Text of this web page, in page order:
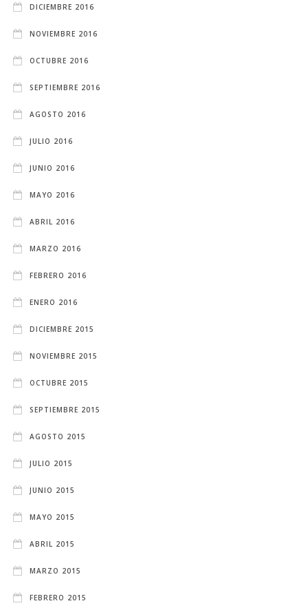
DICIEMBRE 2016
NOVIEMBRE 2016
OCTUBRE 2016
SEPTIEMBRE 2016
AGOSTO 2016
JULIO 2016
JUNIO 2016
MAYO 2016
ABRIL 2016
MARZO 2016
FEBRERO 2016
ENERO 2016
DICIEMBRE 2015
NOVIEMBRE 2015
OCTUBRE 2015
SEPTIEMBRE 2015
AGOSTO 2015
JULIO 2015
JUNIO 2015
MAYO 2015
ABRIL 2015
MARZO 2015
FEBRERO 2015